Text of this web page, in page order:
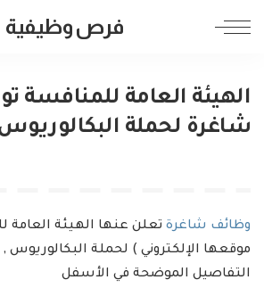
فرص وظيفية
الهيئة العامة للمنافسة
شاغرة لحملة
وظائف شاغرة تعلن عنها الهيئة العامة
موقعها الإلكتروني ) لحملة
التفاصيل الموضحة في الأسفل